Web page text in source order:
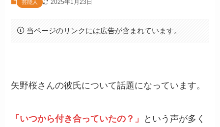
芸能人 2025年1月23日
当ページのリンクには広告が含まれています。
矢野桜さんの彼氏について話題になっています。
「いつから付き合っていたの？」
という声が多く